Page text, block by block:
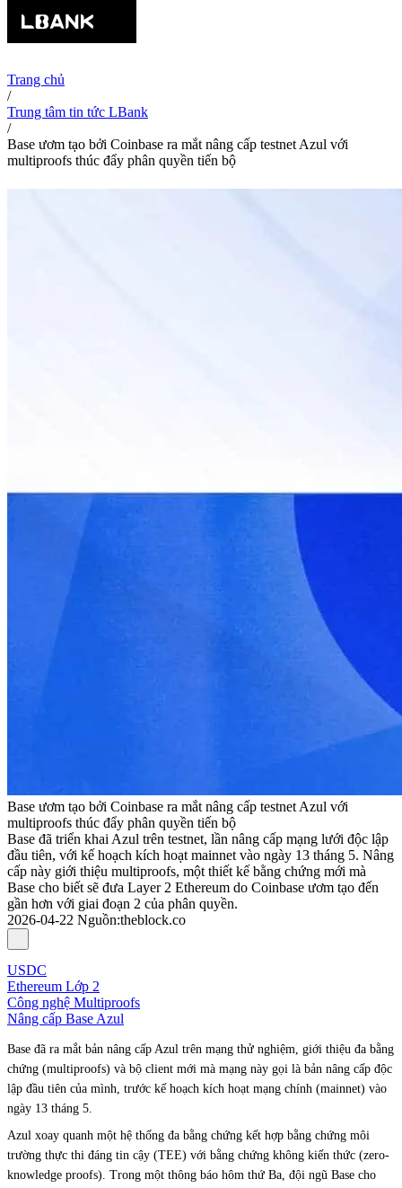
Trang chủ
/
Trung tâm tin tức LBank
/
Base ươm tạo bởi Coinbase ra mắt nâng cấp testnet Azul với
multiproofs thúc đẩy phân quyền tiến bộ
Base ươm tạo bởi Coinbase ra mắt nâng cấp testnet Azul với
multiproofs thúc đẩy phân quyền tiến bộ
Base đã triển khai Azul trên testnet, lần nâng cấp mạng lưới độc lập
đầu tiên, với kế hoạch kích hoạt mainnet vào ngày 13 tháng 5. Nâng
cấp này giới thiệu multiproofs, một thiết kế bằng chứng mới mà
Base cho biết sẽ đưa Layer 2 Ethereum do Coinbase ươm tạo đến
gần hơn với giai đoạn 2 của phân quyền.
2026-04-22 Nguồn:theblock.co
USDC
Ethereum Lớp 2
Công nghệ Multiproofs
Nâng cấp Base Azul
Base đã ra mắt bản nâng cấp Azul trên mạng thử nghiệm, giới thiệu đa bằng
chứng (multiproofs) và bộ client mới mà mạng này gọi là bản nâng cấp độc
lập đầu tiên của mình, trước kế hoạch kích hoạt mạng chính (mainnet) vào
ngày 13 tháng 5.
Azul xoay quanh một hệ thống đa bằng chứng kết hợp bằng chứng môi
trường thực thi đáng tin cậy (TEE) với bằng chứng không kiến thức (zero-
knowledge proofs). Trong một thông báo hôm thứ Ba, đội ngũ Base cho